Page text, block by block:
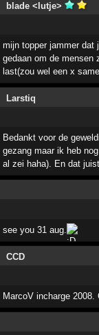
blade <lutje>
mijn topper jammer dat
gedaan om de mensen
last(zou wel een x
Larstiq
Bedankt voor de
gezang maar ik heb
al zei haha). En dat
see you 31 aug.
CCD
MarcoV incharge 2008.